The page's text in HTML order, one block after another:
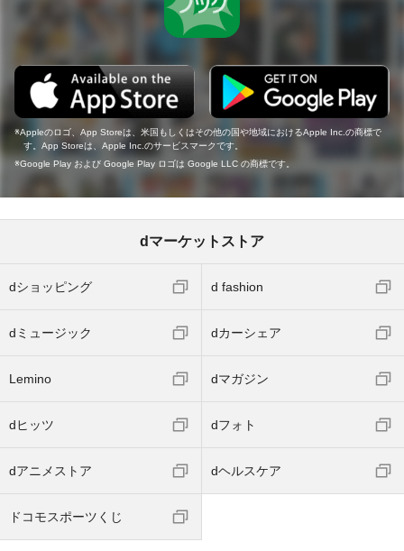
Appleのロゴ、App Storeは、米国もしくはその他の国や地域におけるApple Inc.の商標で
す。App Storeは、Apple Inc.のサービスマークです。
Google Play および Google Play ロゴは Google LLC の商標です。
dマーケットストア
dショッピング d fashion
dミュージック dカーシェア
Lemino dマガジン
dヒッツ dフォト
dアニメストア dヘルスケア
ドコモスポーツくじ